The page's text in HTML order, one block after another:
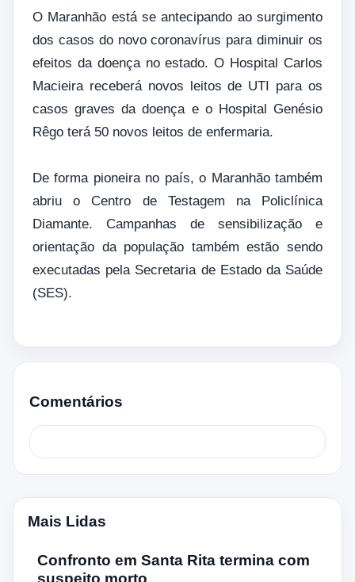
O Maranhão está se antecipando ao surgimento
dos casos do novo coronavírus para diminuir os
efeitos da doença no estado. O Hospital Carlos
Macieira receberá novos leitos de UTI para os
casos graves da doença e o Hospital Genésio
Rêgo terá 50 novos leitos de enfermaria.
De forma pioneira no país, o Maranhão também
abriu o Centro de Testagem na Policlínica
Diamante. Campanhas de sensibilização e
orientação da população também estão sendo
executadas pela Secretaria de Estado da Saúde
(SES).
Comentários
Mais Lidas
Confronto em Santa Rita termina com
suspeito morto